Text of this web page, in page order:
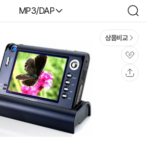
다나와
MP3/DAP
검
색
상품비교
관
심